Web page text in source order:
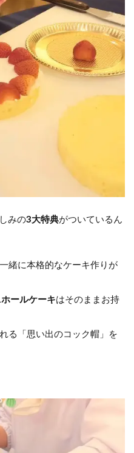
みの3大特典がついているん
緒に本格的なケーキ作りが
ールケーキはそのままお持
る「思い出のコック帽」を